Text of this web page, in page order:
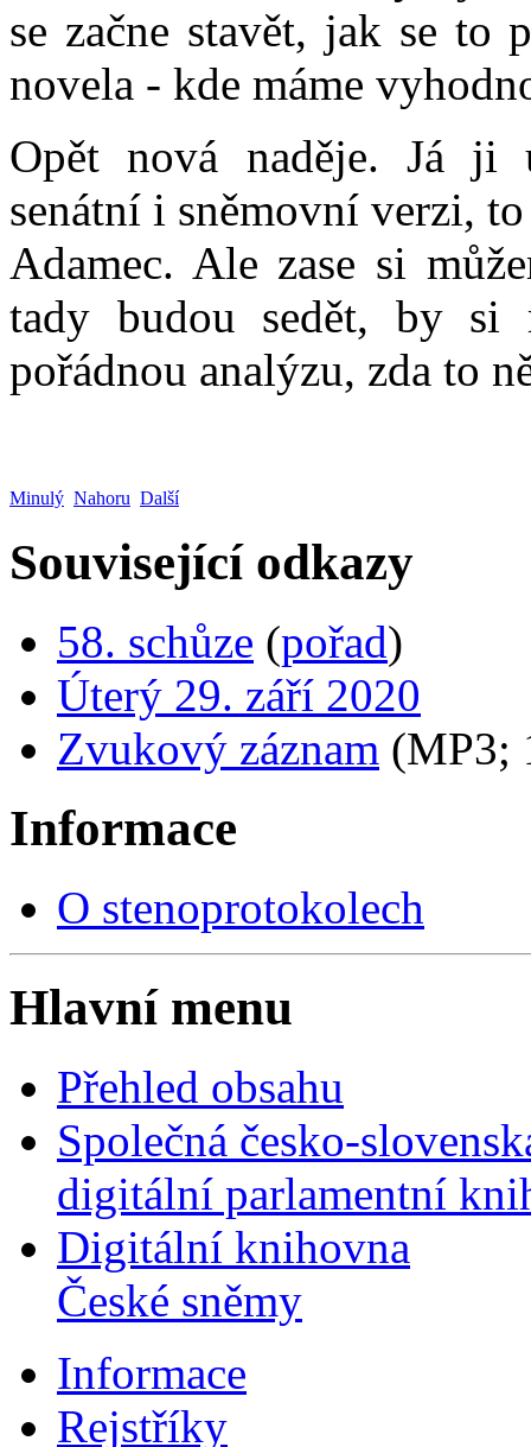
se začne stavět, jak se to
novela - kde máme
Opět nová naděje. Já ji
senátní i sněmovní verzi,
Adamec. Ale zase si
tady budou sedět, by si
pořádnou analýzu, zda to
Minulý Nahoru Další
Související odkazy
58. schůze (pořad)
Úterý 29. září 2020
Zvukový záznam (MP3;
Informace
O stenoprotokolech
Hlavní menu
Přehled obsahu
Společná česko-
digitální parlamentní
Digitální knihovna
České sněmy
Informace
Rejstříky